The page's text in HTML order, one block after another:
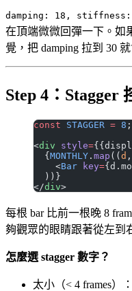
damping: 18, stiffness:
在頂端微微回彈一下。如
覺，把 damping 拉到 30
Step 4：Stagger
const STAGGER = 8 ;
<div style=
  {
MONTHLY . map ((d ,
    <
Bar key=
  ))}
</div>
每根 bar 比前一根晚 8
夠觀眾的眼睛跟著從左到
怎麼選 stagger 數字？
太小（< 4 frames）